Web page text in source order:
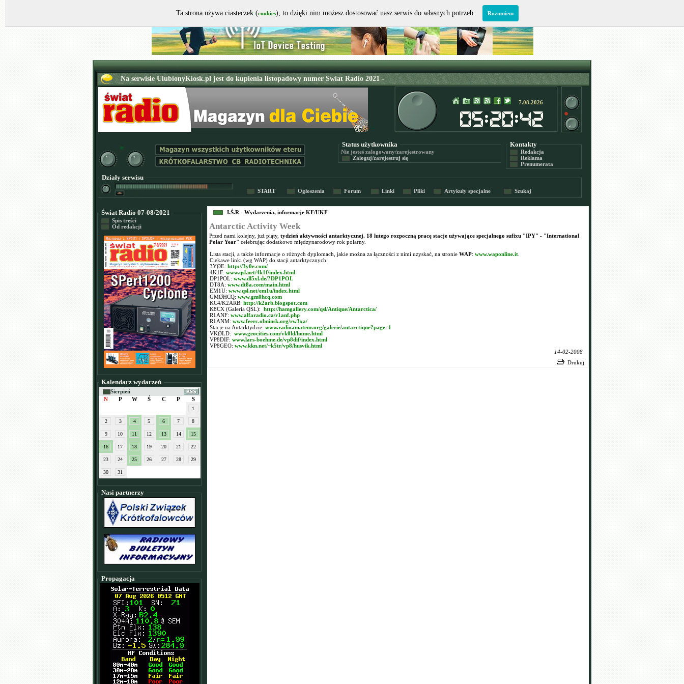
7.08.2026
Status użytkownika
Nie jesteś zalogowany/zarejestrowany
Zaloguj/zarejestruj się
Kontakty
Redakcja
Reklama
Prenumerata
Działy serwisu
START Ogłoszenia Forum Linki Pliki Artykuły specjalne Szukaj
Świat Radio 07-08/2021
Spis treści
Od redakcji
Kalendarz wydarzeń
Sierpień
N
P W Ś C P S
1
2 3 4 5 6 7 8
9 10 11 12 13 14 15
16 17 18 19 20 21 22
23 24 25 26 27 28 29
30 31
Nasi partnerzy
Propagacja
I.Ś.R - Wydarzenia, informacje KF/UKF
Antarctic Activity Week
Przed nami kolejny, już piąty, tydzień aktywności antarktycznej. 18 lutego rozpoczną pracę stacje używające specjalnego sufixu "IPY" - "International
Polar Year" celebrując dodatkowo międzynarodowy rok polarny.
Lista stacji, a także informacje o różnych dyplomach, jakie można za łączności z nimi uzyskać, na stronie WAP: www.waponline.it
Ciekawe linki (wg WAP) do stacji antarktycznych:
3YØE: http://3y0e.com/
4K1F: www.qsl.net/4k1f/index.html
DP1POL: www.dl5xl.de/?DP1POL
DT8A: www.dt8a.com/main.html
EM1U: www.qsl.net/em1u/index.html
GMØHCQ: www.gm0hcq.com
KC4/K2ARB: http://k2arb.blogspot.com
K8CX (Galeria QSL): http://hamgallery.com/qsl/Antique/Antarctica/
R1ANF: www.alfaradio.ca/r1anf.php
R1ANM: www.feerc.obninsk.org/rw3xa/
Stacje na Antarktydzie: www.radioamateur.org/galerie/antarctique?page=1
VKØLD: www.geocities.com/vk0ld/home.html
VP8DIF: www.lars-boehme.de/vp8dif/index.html
VP8GEO: www.kkn.net/~k5tr/vp8/husvik.html
14-02-2008
Drukuj
Ta strona używa ciasteczek (cookies), to dzięki nim możesz dostosować nasz serwis do własnych potrzeb. Rozumiem